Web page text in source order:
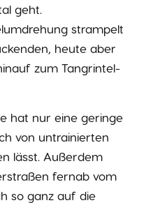
geht.
strampelt
heute aber
zum Tangrintel-
hat nur eine geringe
von untrainierten
lässt. Außerdem
fernab vom
so ganz auf die